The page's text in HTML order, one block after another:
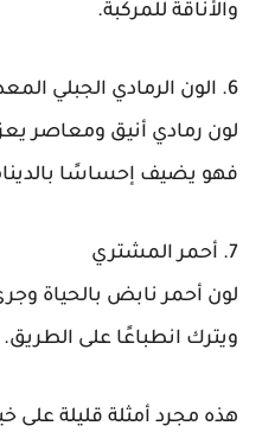
والأناقة للمركبة.
6. الون الرمادي الجبلي المعدني
لون رمادي أنيق ومعاصر
فهو يضيف إحساسًا
7. أحمر المشتري
لون أحمر نابض بالحياة
ويترك انطباعًا على الطريق.
هذه مجرد أمثلة قليلة على